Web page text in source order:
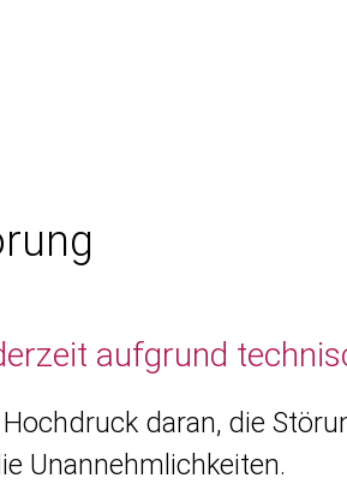
aufgrund
daran, die
Unannehmlichkeiten.